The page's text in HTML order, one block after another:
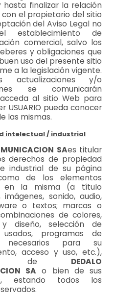
finalizar la relación
el propietario del sitio
del Aviso Legal no
establecimiento de
comercial, salvo los
y obligaciones que
uso del presente sitio
a la legislación vigente.
actualizaciones y/o
se comunicarán
al sitio Web para
USUARIO pueda conocer
las mismas.
intelectual / industrial
SAes titular
derechos de propiedad
industrial de su página
de los elementos
en la misma (a título
imágenes, sonido, audio,
o textos; marcas o
de colores,
diseño, selección de
usados, programas de
necesarios para su
acceso y uso, etc.),
de DEDALO
SA o bien de sus
estando todos los